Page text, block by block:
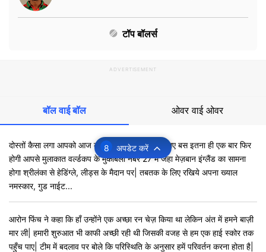
टॉप बॉलर्स
ADVERTISEMENT
बॉल वाई बॉल ओवर वाई ओवर
8 अपडेट करें
दोस्तों कैसा लगा आपको आज का शानदार मैच?आज के लिए बस इतना ही एक बार फिर
होगी आपसे मुलाकात वर्ल्डकप के मुकाबला नंबर 27 में जहा मेज़बान इंग्लैंड का सामना
होगा श्रीलंका से हेडिंग्ले, लीड्स के मैदान पर| तबतक के लिए रखिये अपना ख्याल
नमस्कार, गुड नाईट...
आरोन फिंच ने कहा कि हाँ उन्होंने एक अच्छा रन चेज़ किया था लेकिन अंत में हमने बाज़ी
मार ली| हमारी शुरुआत भी काफी अच्छी रही थी जिसकी वजह से हम एक हाई स्कोर तक
पहुँच पाए| टीम में बदलाव पर बोले कि परिस्थिति के अनुसार हमें परिवर्तन करना होता है|